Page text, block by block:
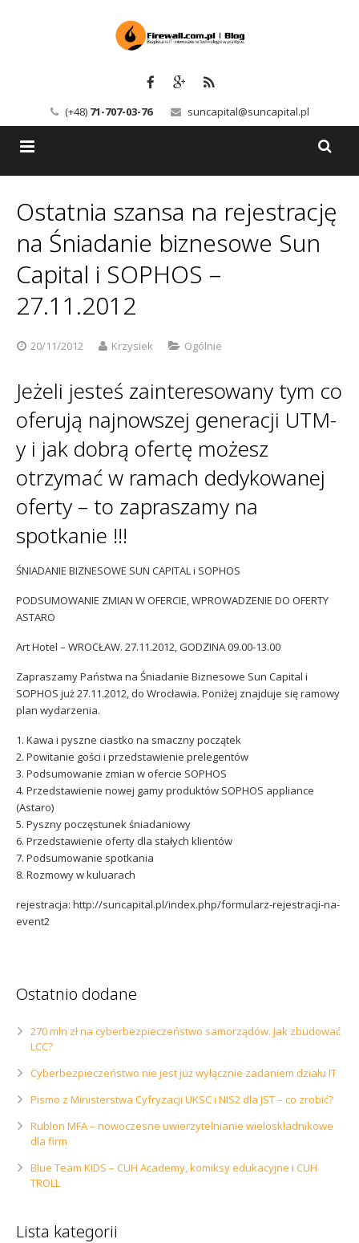
(+48) 71-707-03-76 suncapital@suncapital.pl
Backup-Solutions
Bezpieczeństwo IT
Kerio
Serwery pocztowe
Usługi
Newsletter
Szkolenia
Ostatnia szansa na rejestrację
na Śniadanie biznesowe Sun
Capital i SOPHOS –
27.11.2012
20/11/2012 Krzysiek Ogólnie
Jeżeli jesteś zainteresowany tym co
oferują najnowszej generacji UTM-
y i jak dobrą ofertę możesz
otrzymać w ramach dedykowanej
oferty – to zapraszamy na
spotkanie !!!
ŚNIADANIE BIZNESOWE SUN CAPITAL i SOPHOS
PODSUMOWANIE ZMIAN W OFERCIE, WPROWADZENIE DO OFERTY
ASTARO
Art Hotel – WROCŁAW. 27.11.2012, GODZINA 09.00-13.00
Zapraszamy Państwa na Śniadanie Biznesowe Sun Capital i
SOPHOS już 27.11.2012, do Wrocławia. Poniżej znajduje się ramowy
plan wydarzenia.
1. Kawa i pyszne ciastko na smaczny początek
2. Powitanie gości i przedstawienie prelegentów
3. Podsumowanie zmian w ofercie SOPHOS
4. Przedstawienie nowej gamy produktów SOPHOS appliance
(Astaro)
5. Pyszny poczęstunek śniadaniowy
6. Przedstawienie oferty dla stałych klientów
7. Podsumowanie spotkania
8. Rozmowy w kuluarach
rejestracja: http://suncapital.pl/index.php/formularz-rejestracji-na-
event2
Ostatnio dodane
270 mln zł na cyberbezpieczeństwo samorządów. Jak zbudować
LCC?
Cyberbezpieczeństwo nie jest już wyłącznie zadaniem działu IT
Pismo z Ministerstwa Cyfryzacji UKSC i NIS2 dla JST – co zrobić?
Rublon MFA – nowoczesne uwierzytelnianie wieloskładnikowe
dla firm
Blue Team KIDS – CUH Academy, komiksy edukacyjne i CUH
TROLL
Lista kategorii